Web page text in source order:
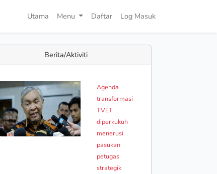
Utama Menu Daftar Log Masuk
Berita/Aktiviti
Agenda
transformasi
TVET
diperkukuh
menerusi
pasukan
petugas
strategik